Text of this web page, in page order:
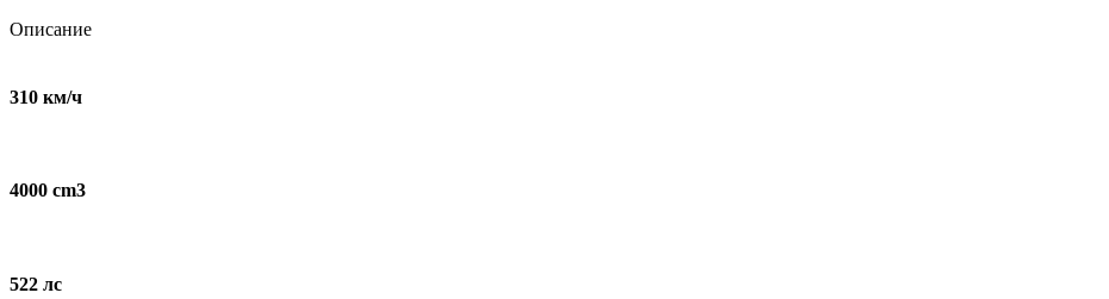
Автодром
Описание
310 км/ч
4000 cm3
522 лс